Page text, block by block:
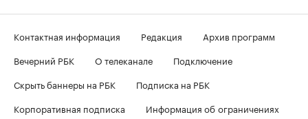
Контактная информация Редакция
Архив программ
Вечерний РБК
О телеканале
Подключение
Скрыть баннеры на РБК
Подписка на РБК
Корпоративная подписка
Информация об ограничениях